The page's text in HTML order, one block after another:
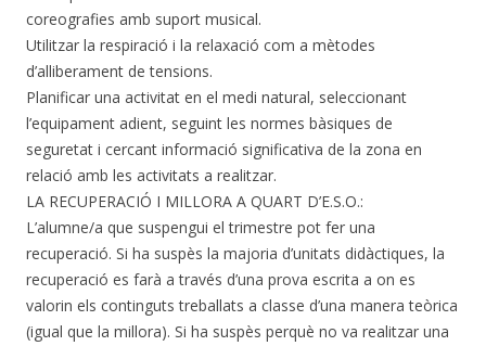
coreografies amb suport musical.
Utilitzar la respiració i la relaxació com a mètodes
d’alliberament de tensions.
Planificar una activitat en el medi natural, seleccionant
l’equipament adient, seguint les normes bàsiques de
seguretat i cercant informació significativa de la zona en
relació amb les activitats a realitzar.
LA RECUPERACIÓ I MILLORA A QUART D’E.S.O.:
L’alumne/a que suspengui el trimestre pot fer una
recuperació. Si ha suspès la majoria d’unitats didàctiques, la
recuperació es farà a través d’una prova escrita a on es
valorin els continguts treballats a classe d’una manera teòrica
(igual que la millora). Si ha suspès perquè no va realitzar una